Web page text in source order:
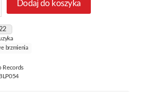
Dodaj do koszyka
brzmienia
Records